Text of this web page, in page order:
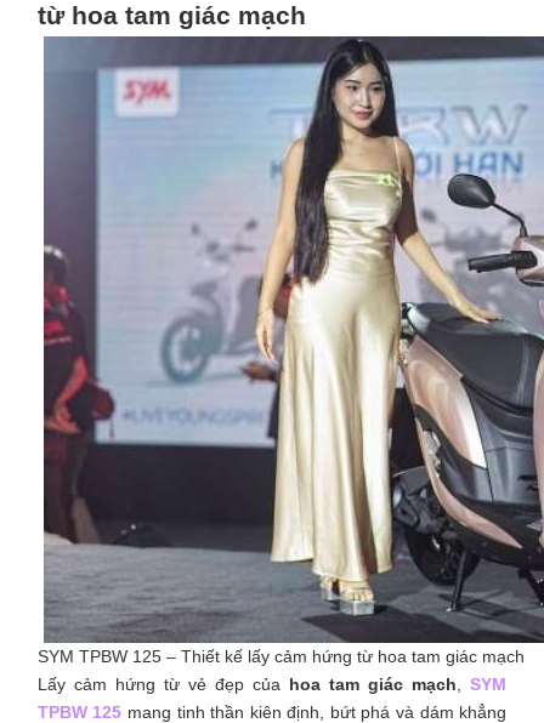
từ hoa tam giác mạch
SYM TPBW 125 – Thiết kế lấy cảm hứng từ hoa tam giác mạch
Lấy cảm hứng từ vẻ đẹp của hoa tam giác mạch ,SYM
TPBW 125 mang tinh thần kiên định, bứt phá và dám khẳng